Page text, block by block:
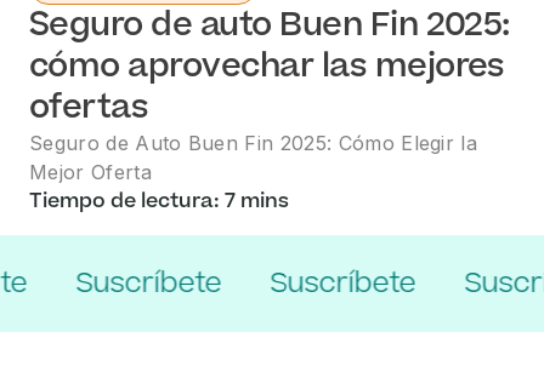
Seguro de auto Buen Fin 2025:
cómo aprovechar las mejores
ofertas
Seguro de Auto Buen Fin 2025: Cómo Elegir la
Mejor Oferta
Tiempo de lectura: 7 mins
Suscríbete Suscríbete